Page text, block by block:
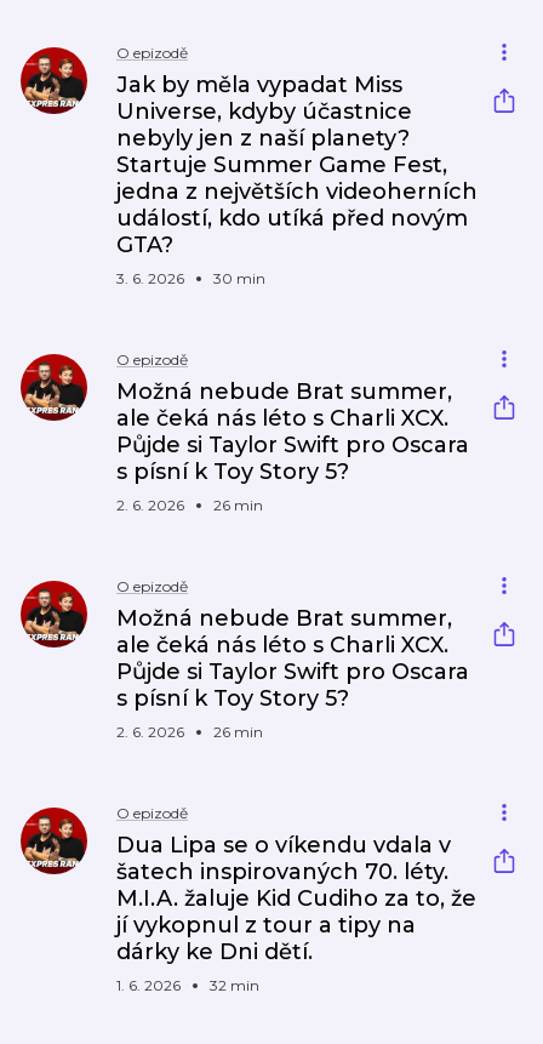
O epizodě
Jak by měla vypadat Miss
Universe, kdyby účastnice
nebyly jen z naší planety?
Startuje Summer Game Fest,
jedna z největších videoherních
událostí, kdo utíká před novým
GTA?
3. 6. 2026 30 min
O epizodě
Možná nebude Brat summer,
ale čeká nás léto s Charli XCX.
Půjde si Taylor Swift pro Oscara
s písní k Toy Story 5?
2. 6. 2026 26 min
O epizodě
Možná nebude Brat summer,
ale čeká nás léto s Charli XCX.
Půjde si Taylor Swift pro Oscara
s písní k Toy Story 5?
2. 6. 2026 26 min
O epizodě
Dua Lipa se o víkendu vdala v
šatech inspirovaných 70. léty.
M.I.A. žaluje Kid Cudiho za to, že
jí vykopnul z tour a tipy na
dárky ke Dni dětí.
1. 6. 2026 32 min